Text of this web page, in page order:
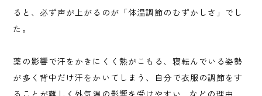
障がいのある子どもたちの家族に生活での困りごとを尋ね
ると、必ず声が上がるのが「体温調節のむずかしさ」でし
薬の影響で汗をかきにくく熱がこもる、寝転んでいる姿勢
が多く背中だけ汗をかいてしまう、自分で衣服の調節をす